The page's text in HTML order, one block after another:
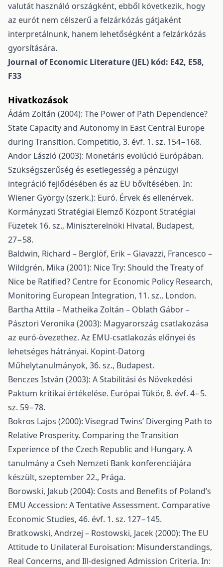
valutát használó országként, ebből következik, hogy
az eurót nem célszerű a felzárkózás gátjaként
interpretálnunk, hanem lehetőségként a felzárkózás
gyorsítására.
Journal of Economic Literature (JEL) kód: E42, E58,
F33
Hivatkozások
Ádám Zoltán (2004): The Power of Path Dependence?
State Capacity and Autonomy in East Central Europe
during Transition. Competitio, 3. évf. 1. sz. 154−168.
Andor László (2003): Monetáris evolúció Európában.
Szükségszerűség és esetlegesség a pénzügyi
integráció fejlődésében és az EU bővítésében. In:
Wiener György (szerk.): Euró. Érvek és ellenérvek.
Kormányzati Stratégiai Elemző Központ Stratégiai
Füzetek 16. sz., Miniszterelnöki Hivatal, Budapest,
27−58.
Baldwin, Richard – Berglöf, Erik – Giavazzi, Francesco –
Wildgrén, Mika (2001): Nice Try: Should the Treaty of
Nice be Ratified? Centre for Economic Policy Research,
Monitoring European Integration, 11. sz., London.
Bartha Attila – Matheika Zoltán – Oblath Gábor –
Pásztori Veronika (2003): Magyarország csatlakozása
az euró-övezethez. Az EMU-csatlakozás előnyei és
lehetséges hátrányai. Kopint-Datorg
Műhelytanulmányok, 36. sz., Budapest.
Benczes István (2003): A Stabilitási és Növekedési
Paktum kritikai értékelése. Európai Tükör, 8. évf. 4−5.
sz. 59−78.
Bokros Lajos (2000): Visegrad Twins’ Diverging Path to
Relative Prosperity. Comparing the Transition
Experience of the Czech Republic and Hungary. A
tanulmány a Cseh Nemzeti Bank konferenciájára
készült, szeptember 22., Prága.
Borowski, Jakub (2004): Costs and Benefits of Poland’s
EMU Accession: A Tentative Assessment. Comparative
Economic Studies, 46. évf. 1. sz. 127−145.
Bratkowski, Andrzej – Rostowski, Jacek (2000): The EU
Attitude to Unilateral Euroisation: Misunderstandings,
Real Concerns, and Ill-designed Admission Criteria. In: